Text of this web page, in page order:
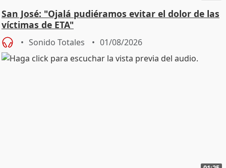
San José: "Ojalá pudiéramos evitar el dolor de las
víctimas de ETA"
Sonido Totales 01/08/2026